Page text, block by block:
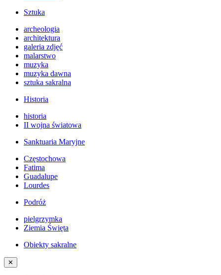
Sztuka
archeologia
architektura
galeria zdjęć
malarstwo
muzyka
muzyka dawna
sztuka sakralna
Historia
historia
II wojna światowa
Sanktuaria Maryjne
Częstochowa
Fatima
Guadalupe
Lourdes
Podróż
pielgrzymka
Ziemia Święta
Obiekty sakralne
✕